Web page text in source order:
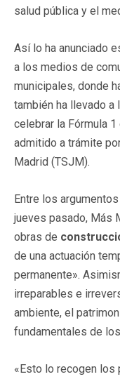
salud pública y el
Así lo ha anunciado
a los medios de
municipales, donde
también ha llevado a
celebrar la Fórmula
admitido a trámite
Madrid (TSJM).
Entre los
jueves pasado, Más
obras de
de una actuación
permanente».
irreparables e
ambiente, el
fundamentales de
«Esto lo recogen